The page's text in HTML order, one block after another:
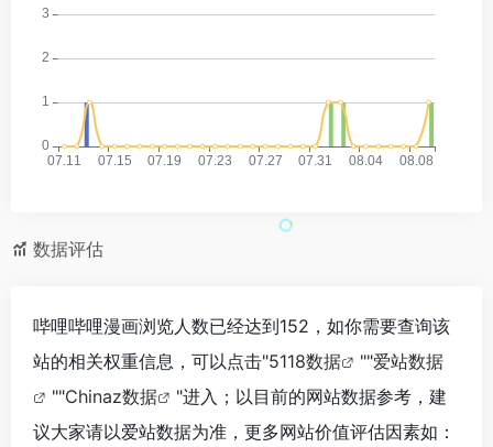
数据评估
哔哩哔哩漫画浏览人数已经达到152，如你需要查询该
站的相关权重信息，可以点击"5118数据 ""爱站数据
""Chinaz数据
"进入；以目前的网站数据参考，建
议大家请以爱站数据为准，更多网站价值评估因素如：